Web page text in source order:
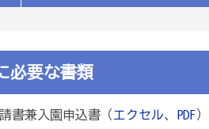
必要な書類
書兼入園申込書（ エクセル、 PDF）